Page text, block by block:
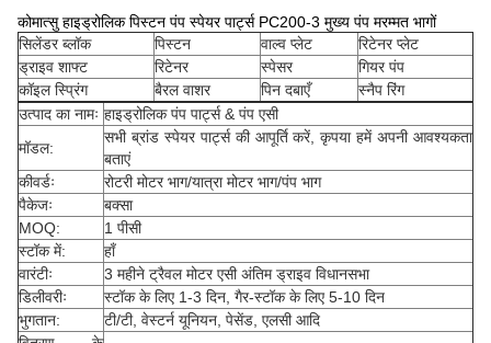
कोमात्सु हाइड्रोलिक पिस्टन पंप स्पेयर पार्ट्स PC200-3 मुख्य पंप मरम्मत भागों
सिलेंडर ब्लॉक
पिस्टन वाल्व प्लेट
रिटेनर प्लेट
ड्राइव शाफ्ट
रिटेनर स्पेसर
गियर पंप
कॉइल स्प्रिंग
बैरल वाशर पिन दबाएँ
स्नैप रिंग
उत्पाद का नामः हाइड्रोलिक पंप पार्ट्स & पंप एसी
मॉडल:
सभी ब्रांड स्पेयर पार्ट्स की आपूर्ति करें, कृपया हमें अपनी आवश्यकता
बताएं
कीवर्डः
रोटरी मोटर भाग/यात्रा मोटर भाग/पंप भाग
पैकेजः
बक्सा
MOQ:
1 पीसी
स्टॉक में:
हाँ
वारंटीः
3 महीने ट्रैवल मोटर एसी अंतिम ड्राइव विधानसभा
डिलीवरीः
स्टॉक के लिए 1-3 दिन, गैर-स्टॉक के लिए 5-10 दिन
भुगतान:
टी/टी, वेस्टर्न यूनियन, पेसेंड, एलसी आदि